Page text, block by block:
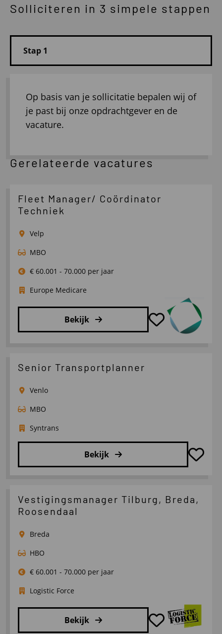
Solliciteren in 3 simpele stappen
Op basis van je sollicitatie bepalen wij of
je past bij onze opdrachtgever en de
vacature.
Gerelateerde vacatures
Fleet Manager/ Coördinator
Techniek
Velp
MBO
€ 60.001 - 70.000 per jaar
Europe Medicare
Bekijk
over
Manager/
Techniek
Senior Transportplanner
Venlo
MBO
Syntrans
Bekijk
over
Senior
Vestigingsmanager Tilburg, Breda,
Roosendaal
Breda
HBO
€ 60.001 - 70.000 per jaar
Logistic Force
Bekijk